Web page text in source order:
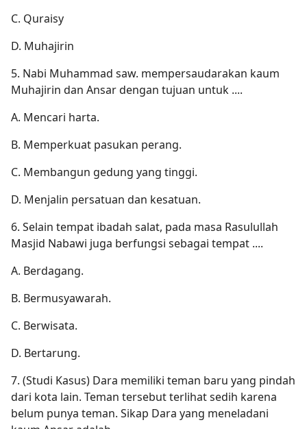
C. Quraisy
D. Muhajirin
5. Nabi Muhammad saw. mempersaudarakan kaum
Muhajirin dan Ansar dengan tujuan untuk ....
A. Mencari harta.
B. Memperkuat pasukan perang.
C. Membangun gedung yang tinggi.
D. Menjalin persatuan dan kesatuan.
6. Selain tempat ibadah salat, pada masa Rasulullah
Masjid Nabawi juga berfungsi sebagai tempat ....
A. Berdagang.
B. Bermusyawarah.
C. Berwisata.
D. Bertarung.
7. (Studi Kasus) Dara memiliki teman baru yang pindah
dari kota lain. Teman tersebut terlihat sedih karena
belum punya teman. Sikap Dara yang meneladani